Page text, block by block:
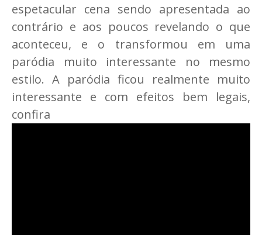
espetacular cena sendo apresentada ao
contrário e aos poucos revelando o que
aconteceu, e o transformou em uma
paródia muito interessante no mesmo
estilo. A paródia ficou realmente muito
interessante e com efeitos bem legais,
confira